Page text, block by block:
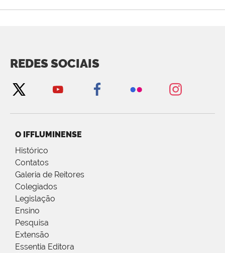
REDES SOCIAIS
O IFFLUMINENSE
Histórico
Contatos
Galeria de Reitores
Colegiados
Legislação
Ensino
Pesquisa
Extensão
Essentia Editora